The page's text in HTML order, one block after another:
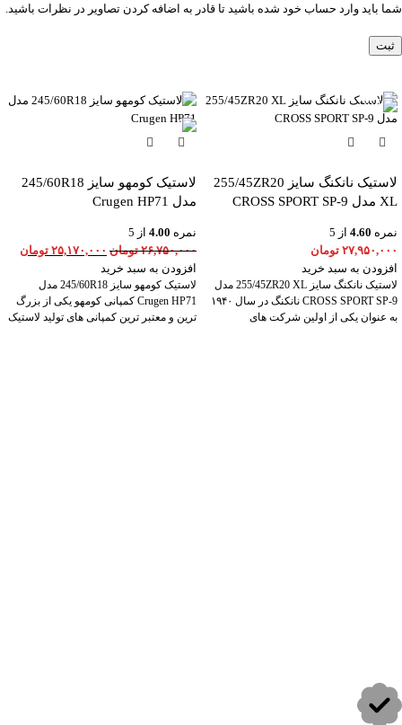
شما باید وارد حساب خود شده باشید تا قادر به اضافه کردن تصاویر در نظرات باشید.
لاستیک نانکنگ سایز 255/45ZR20
XL مدل CROSS SPORT SP-9
نمره 4.60 از 5
۲۷,۹۵۰,۰۰۰ تومان
افزودن به سبد خرید
لاستیک نانکنگ سایز 255/45ZR20 XL مدل
CROSS SPORT SP-9 نانکنگ در سال ۱۹۴۰
به عنوان یکی از اولین شرکت های
-6%
لاستیک کومهو سایز 245/60R18
مدل Crugen HP71
نمره 4.00 از 5
۲۶,۷۵۰,۰۰۰ تومان ۲۵,۱۷۰,۰۰۰ تومان
افزودن به سبد خرید
لاستیک کومهو سایز 245/60R18 مدل
Crugen HP71 کمپانی کومهو یکی از بزرگ
ترین و معتبر ترین کمپانی های تولید لاستیک